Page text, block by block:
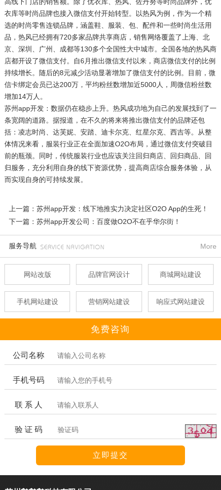
高线下门店的销售额。除了优衣库、热风、佐丹努等时尚品牌外，优
衣库等时尚品牌也接入微信支付开始转型。以热风为例，作为一个精
选的时尚零售连锁品牌，涵盖鞋、服装、包、配件和一些时尚生活用
品，热风已经拥有720多家品牌共享商店，销售网络覆盖了上海、北
京、深圳、广州、成都等130多个全国性大中城市。全国各地的热风商
店都开设了微信支付。自6月推出微信支付以来，商店微信支付的比例
持续增长。随后的8元减少活动显著增加了微信支付的比例。目前，微
信卡绑定会员已达200万，平均粉丝数增加近5000人，周微信粉丝数
增加14万人。
苏州app开发：数据仍在稳步上升。热风成功地为自己的发展找到了一
条宽阔的道路。据报道，在不久的将来将推出微信支付的品牌还包
括：凌志时尚、达芙妮、安踏、迪卡尔克、红星尔克、西吉等。从整
体情况来看，服装行业正在全面加速O2O布局，通过微信支付突破目
前的瓶颈。同时，传统服装行业也应该关注回归商店、回归商品、回
归服务，充分利用自身的线下资源优势，提高商店综合服务体验，从
而实现自身的可持续发展。
上一篇：苏州app开发：线下地推实力决定社区O2O App的生死！
下一篇：苏州app开发公司：百度做O2O不在乎华尔街！
服务导航 More
网站改版 品牌官网设计 商城网站建设
手机网站建设 营销网站建设 响应式网站建设
免费咨询
公司名称
手机号码
联 系 人
验 证 码